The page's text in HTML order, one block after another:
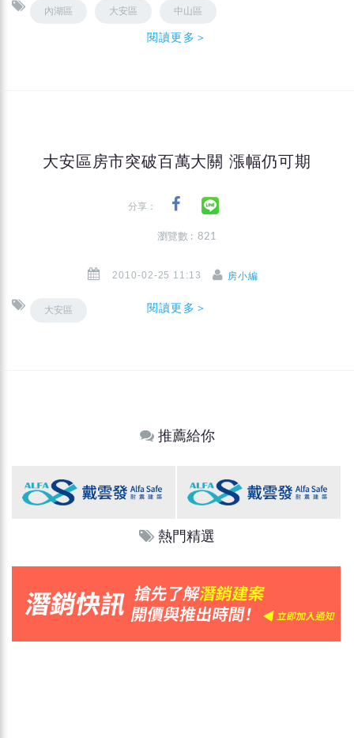
內湖區 大安區 中山區
閱讀更多＞
大安區房市突破百萬大關 漲幅仍可期
分享：
瀏覽數 : 821
2010-02-25 11:13 房小編
大安區 閱讀更多＞
推薦給你
熱門精選